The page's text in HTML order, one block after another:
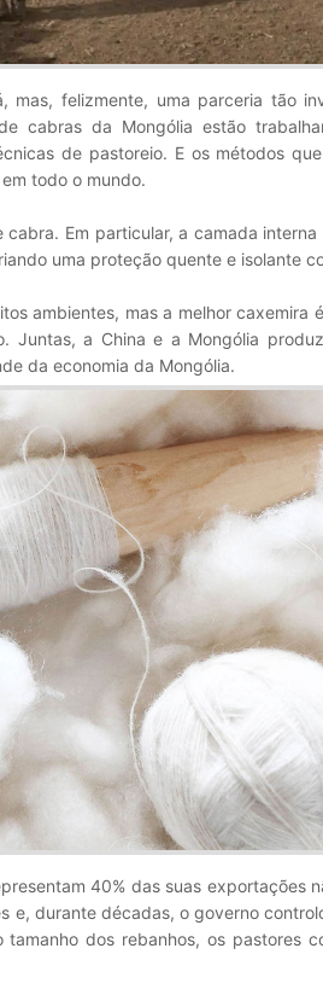
felizmente, uma parceria tão
cabras da Mongólia estão
de pastoreio. E os métodos
todo o mundo.
Em particular, a camada
uma proteção quente e isolante
ambientes, mas a melhor caxemira
Juntas, a China e a Mongólia
da economia da Mongólia.
40% das suas exportações
e, durante décadas, o governo
dos rebanhos, os pastores